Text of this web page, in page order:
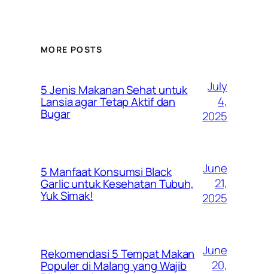
MORE POSTS
5 Jenis Makanan Sehat untuk
Lansia agar Tetap Aktif dan
Bugar
July
4,
2025
5 Manfaat Konsumsi Black
Garlic untuk Kesehatan Tubuh,
Yuk Simak!
June
21,
2025
Rekomendasi 5 Tempat Makan
Populer di Malang yang Wajib
June
20,